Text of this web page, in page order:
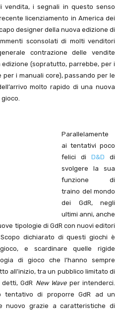
vendita, i segnali in questo senso
licenziamento in America dei
designer della nuova edizione di
sconsolati di molti venditori
contrazione delle vendite
(sopratutto, parrebbe, per i
i manuali core), passando per le
molto rapido di una nuova
Parallelamente
ai tentativi poco
felici di D&D di
svolgere la sua
funzione di
traino del mondo
dei GdR, negli
ultimi anni, anche
tipologie di GdR con nuovi editori
dichiarato di questi giochi è
e scardinare quelle rigide
di gioco che l’hanno sempre
all’inizio, tra un pubblico limitato di
GdR New Waveper intenderci.
tentativo di proporre GdR ad un
nuovo grazie a caratteristiche di